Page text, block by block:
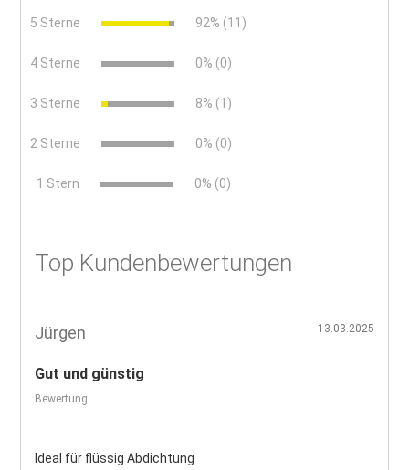
5 Sterne 92% (11)
4 Sterne 0% (0)
3 Sterne 8% (1)
2 Sterne 0% (0)
1 Stern 0% (0)
Top Kundenbewertungen
Jürgen 13.03.2025
Gut und günstig
Bewertung
Ideal für flüssig Abdichtung